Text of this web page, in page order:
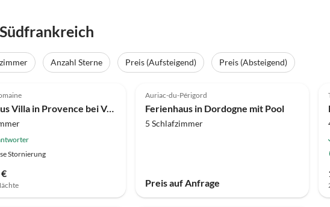
Anzahl Sterne Preis (Aufsteigend)
Preis (Absteigend)
Ferienhaus Villa in Provence bei Vaison-la-Romaine
Stornierung
Auriac-du-Périgord
Ferienhaus in Dordogne mit Pool
5 Schlafzimmer
Preis auf Anfrage
5.0 (3)